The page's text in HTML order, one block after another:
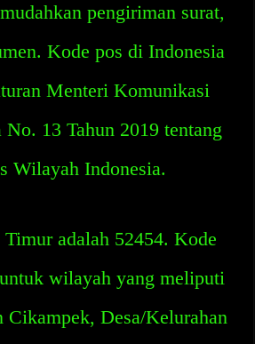
pengiriman surat,
Kode pos di Indonesia
Menteri Komunikasi
13 Tahun 2019 tentang
Wilayah Indonesia.
adalah 52454. Kode
wilayah yang meliputi
Cikampek, Desa/Kelurahan